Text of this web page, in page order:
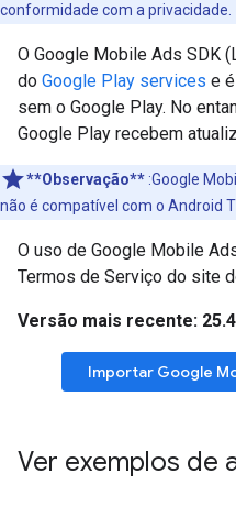
conformidade com a privacidade.
O Google Mobile Ads SDK
do Google Play services e
sem o Google Play. No
Google Play recebem
**Observação** :Google
não é compatível com o Android
O uso de Google Mobile
Termos de Serviço do site
Versão mais recente:
Importar Google
Ver exemplos de